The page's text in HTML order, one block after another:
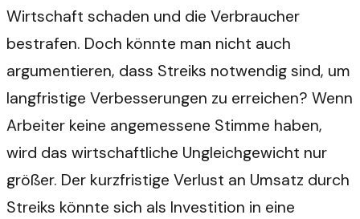
Wirtschaft schaden und die Verbraucher
bestrafen. Doch könnte man nicht auch
argumentieren, dass Streiks notwendig sind, um
langfristige Verbesserungen zu erreichen? Wenn
Arbeiter keine angemessene Stimme haben,
wird das wirtschaftliche Ungleichgewicht nur
größer. Der kurzfristige Verlust an Umsatz durch
Streiks könnte sich als Investition in eine